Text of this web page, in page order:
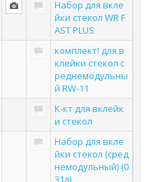
Набор для вкле
йки стекол WR F
AST PLUS
комплект! для в
клейки стекол с
реднемодульны
й RW-11
К-кт для вклейк
и стекол
Набор для вкле
йки стекол (сред
немодульный) (0